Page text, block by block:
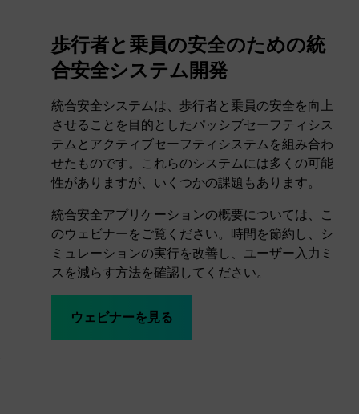
歩行者と乗員の安全のための統
合安全システム開発
統合安全システムは、歩行者と乗員の安全を向上
させることを目的としたパッシブセーフティシス
テムとアクティブセーフティシステムを組み合わ
せたものです。これらのシステムには多くの可能
性がありますが、いくつかの課題もあります。
統合安全アプリケーションの概要については、こ
のウェビナーをご覧ください。時間を節約し、シ
ミュレーションの実行を改善し、ユーザー入力ミ
スを減らす方法を確認してください。
ウェビナーを見る